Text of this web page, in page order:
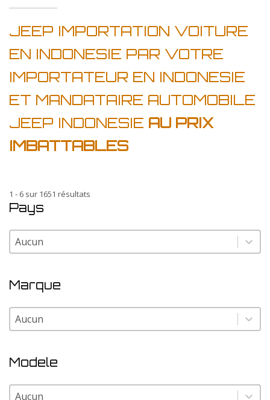
JEEP IMPORTATION VOITURE
EN INDONESIE PAR VOTRE
IMPORTATEUR EN INDONESIE
ET MANDATAIRE AUTOMOBILE
JEEP INDONESIE AU PRIX
IMBATTABLES
1 - 6 sur 1651 résultats
Pays
Pays
Pays
Marque
Marque
Marque
Modele
Modele
Modele